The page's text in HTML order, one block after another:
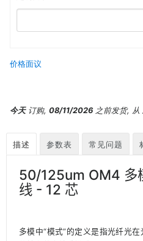
价格面议
今天订购,08/11/2026 之前发货, 从
描述 参数表 常见问题
50/125um OM4 多
线 - 12 芯
多模中“模式”的定义是指光纤光